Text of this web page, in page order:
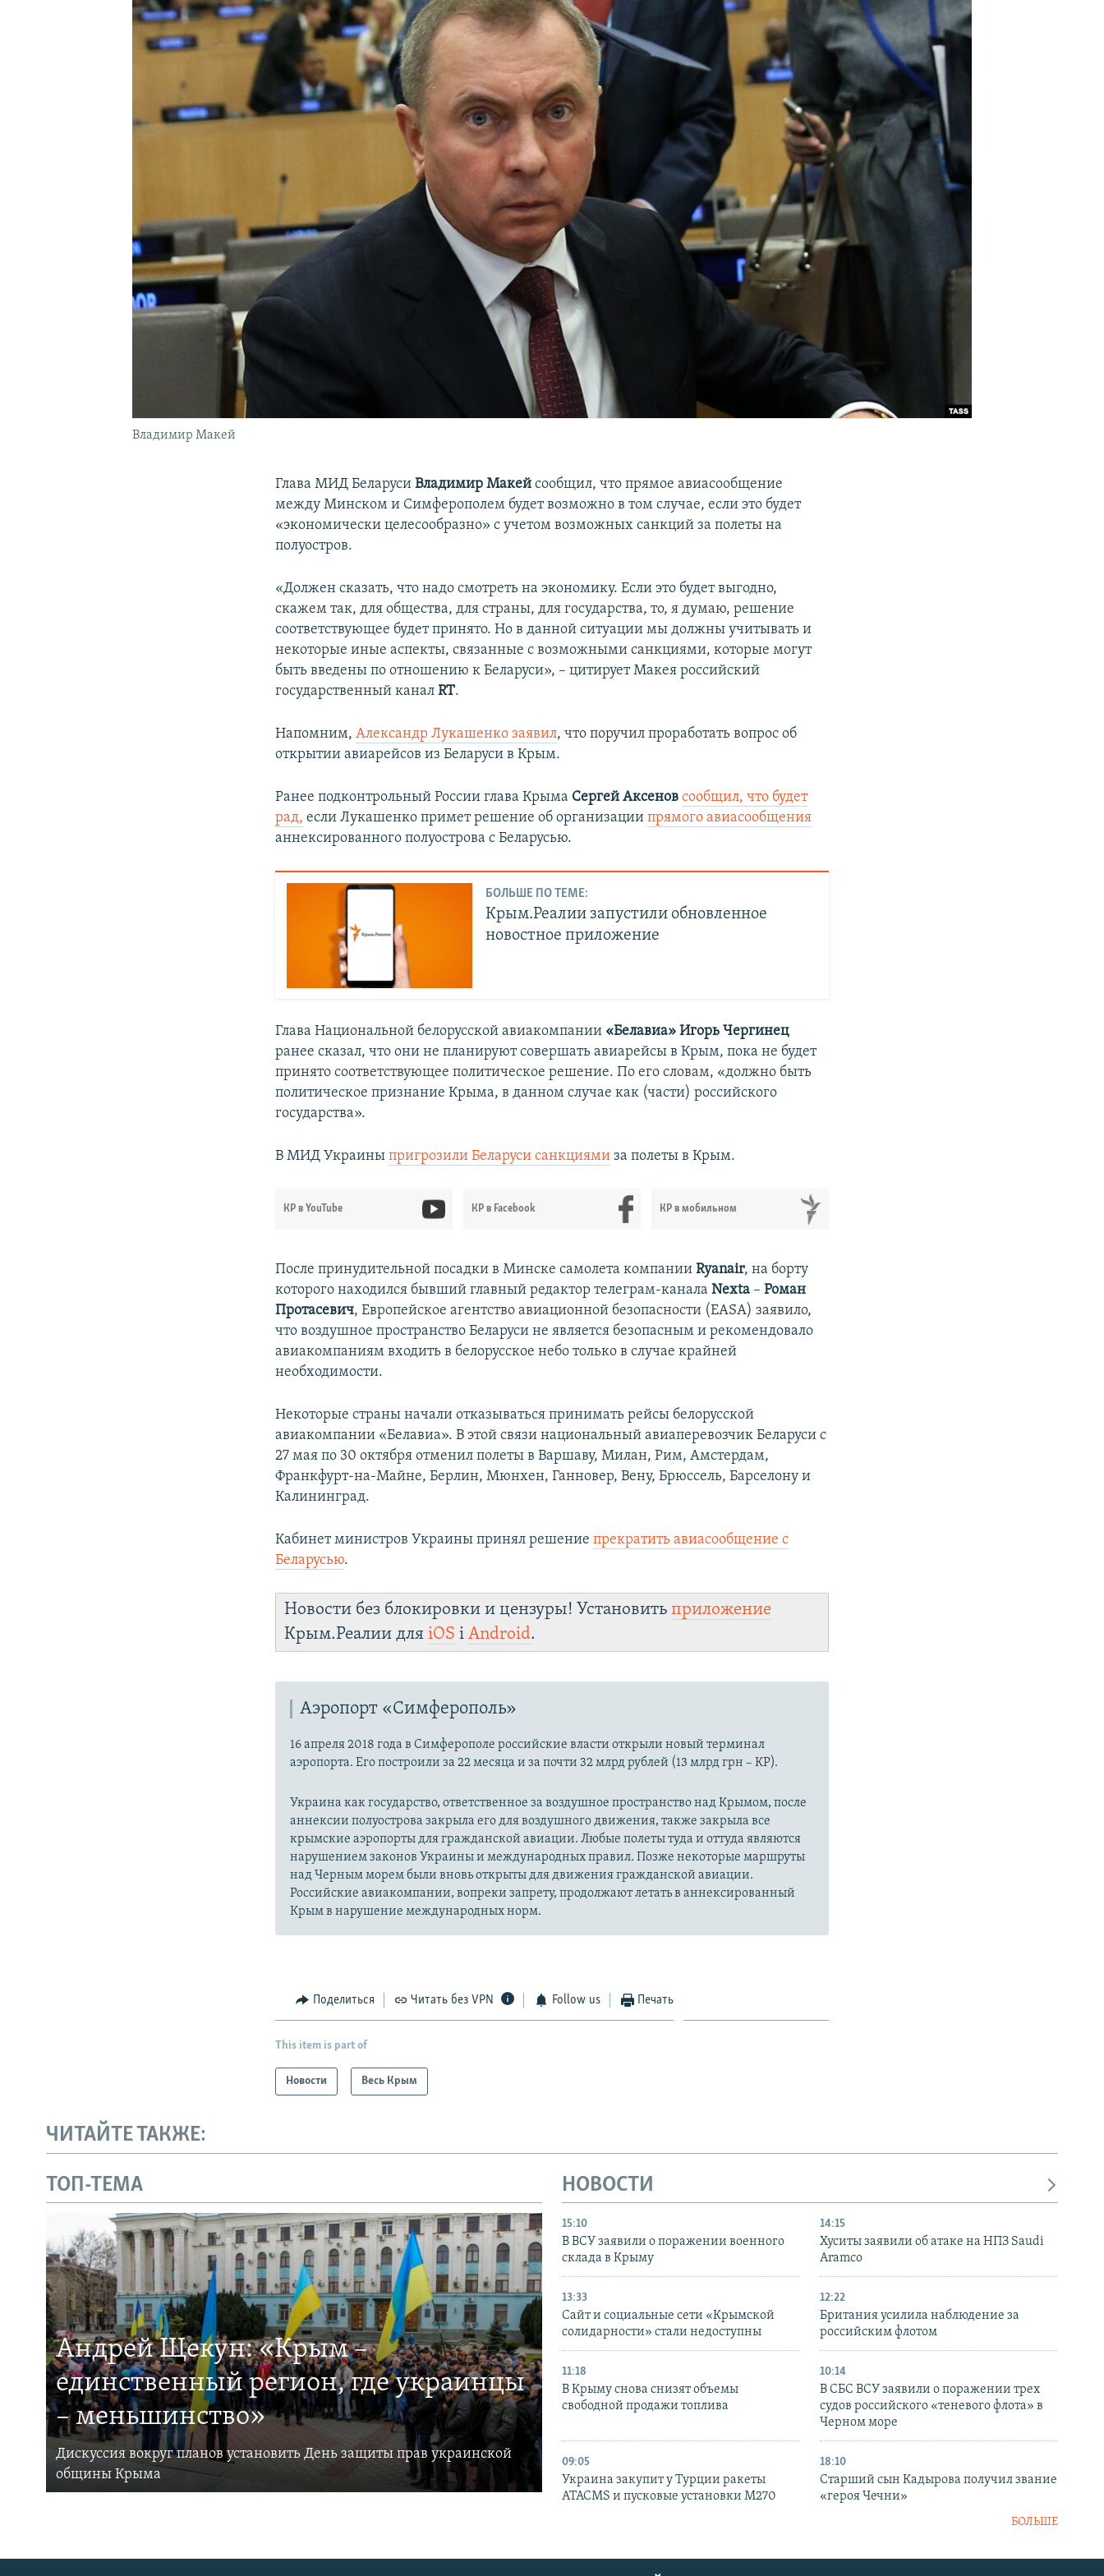
УКРАИНСКАЯ ПРОБЛЕМА КРЫМА
Владимир Макей
Глава МИД БеларусиВладимир Макейсообщил, что прямое авиасообщение
между Минском и Симферополем будет возможно в том случае, если это будет
«экономически целесообразно» с учетом возможных санкций за полеты на
полуостров.
«Должен сказать, что надо смотреть на экономику. Если это будет выгодно,
скажем так, для общества, для страны, для государства, то, я думаю, решение
соответствующее будет принято. Но в данной ситуации мы должны учитывать и
некоторые иные аспекты, связанные с возможными санкциями, которые могут
быть введены по отношению к Беларуси», – цитирует Макея российский
государственный каналRT.
Напомним,Александр Лукашенко заявил, что поручил проработать вопрос об
открытии авиарейсов из Беларуси в Крым.
Ранее подконтрольный России глава Крыма Сергей Аксенов сообщил, что будет
рад, если Лукашенко примет решение об организациипрямого авиасообщения
аннексированного полуострова с Беларусью.
БОЛЬШЕ ПО ТЕМЕ:
Крым.Реалии запустили обновленное
новостное приложение
Глава Национальной белорусской авиакомпании «Белавиа» Игорь Чергинец
ранее сказал, что они не планируют совершать авиарейсы в Крым, пока не будет
принято соответствующее политическое решение. По его словам, «должно быть
политическое признание Крыма, в данном случае как (части) российского
государства».
В МИД Украиныпригрозили Беларуси санкциями за полеты в Крым.
КР в YouTube КР в Facebook КР в мобильном
После принудительной посадки в Минске самолета компанииRyanair, на борту
которого находился бывший главный редактор телеграм-каналаNexta – Роман
Протасевич, Европейское агентство авиационной безопасности (EASA) заявило,
что воздушное пространство Беларуси не является безопасным и рекомендовало
авиакомпаниям входить в белорусское небо только в случае крайней
необходимости.
Некоторые страны начали отказываться принимать рейсы белорусской
авиакомпании «Белавиа». В этой связи национальный авиаперевозчик Беларуси с
27 мая по 30 октября отменил полеты в Варшаву, Милан, Рим, Амстердам,
Франкфурт-на-Майне, Берлин, Мюнхен, Ганновер, Вену, Брюссель, Барселону и
Калининград.
Кабинет министров Украины принял решениепрекратить авиасообщение с
Беларусью.
Новости без блокировки и цензуры! Установитьприложение
Крым.Реалии дляiOS іAndroid.
Аэропорт «Симферополь»
16 апреля 2018 года в Симферополе российские власти открыли новый терминал
аэропорта. Его построили за 22 месяца и за почти 32 млрд рублей (13 млрд грн – КР).
Украина как государство, ответственное за воздушное пространство над Крымом, после
аннексии полуострова закрыла его для воздушного движения, также закрыла все
крымские аэропорты для гражданской авиации. Любые полеты туда и оттуда являются
нарушением законов Украины и международных правил. Позже некоторые маршруты
над Черным морем были вновь открыты для движения гражданской авиации.
Российские авиакомпании, вопреки запрету, продолжают летать в аннексированный
Крым в нарушение международных норм.
Поделиться Читать без VPN Follow us Печать
This item is part of
Новости Весь Крым
ЧИТАЙТЕ ТАКЖЕ:
ТОП-ТЕМА
Андрей Щекун: «Крым –
единственный регион, где украинцы
– меньшинство»
Дискуссия вокруг планов установить День защиты прав украинской
общины Крыма
НОВОСТИ
15:10
В ВСУ заявили о поражении военного
склада в Крыму
14:15
Хуситы заявили об атаке на НПЗ Saudi
Aramco
13:33
Сайт и социальные сети «Крымской
солидарности» стали недоступны
12:22
Британия усилила наблюдение за
российским флотом
11:18
В Крыму снова снизят объемы
свободной продажи топлива
10:14
В СБС ВСУ заявили о поражении трех
судов российского «теневого флота» в
Черном море
09:05
Украина закупит у Турции ракеты
ATACMS и пусковые установки M270
18:10
Старший сын Кадырова получил звание
«героя Чечни»
БОЛЬШЕ